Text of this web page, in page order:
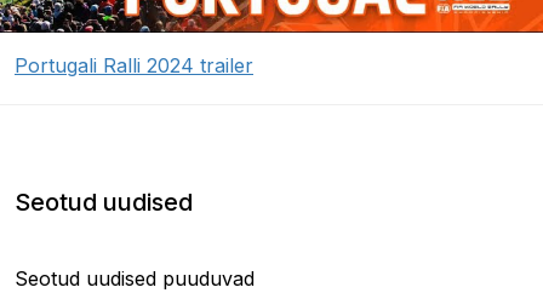
Portugali Ralli 2024 trailer
Seotud uudised
Seotud uudised puuduvad